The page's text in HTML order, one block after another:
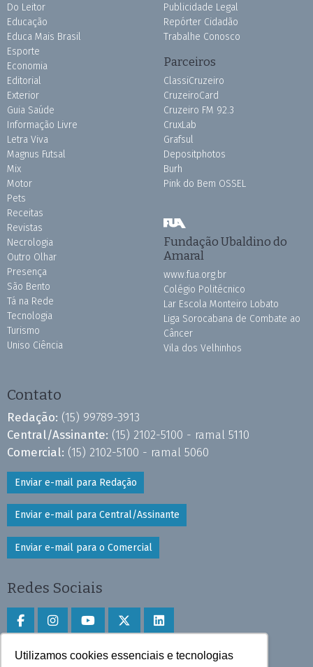
Utilizamos cookies essenciais e tecnologias
Do Leitor
Educação
Educa Mais Brasil
Esporte
Economia
Editorial
Exterior
Guia Saúde
Informação Livre
Letra Viva
Magnus Futsal
Mix
Motor
Pets
Receitas
Revistas
Necrologia
Outro Olhar
Presença
São Bento
Tá na Rede
Tecnologia
Turismo
Uniso Ciência
Publicidade Legal
Repórter Cidadão
Trabalhe Conosco
Parceiros
ClassiCruzeiro
CruzeiroCard
Cruzeiro FM 92.3
CruxLab
Grafsul
Depositphotos
Burh
Pink do Bem OSSEL
Fundação Ubaldino do
Amaral
www.fua.org.br
Colégio Politécnico
Lar Escola Monteiro Lobato
Liga Sorocabana de Combate ao
Câncer
Vila dos Velhinhos
Contato
Redação: (15) 99789-3913
Central/Assinante: (15) 2102-5100 - ramal 5110
Comercial: (15) 2102-5100 - ramal 5060
Enviar e-mail para Redação
Enviar e-mail para Central/Assinante
Enviar e-mail para o Comercial
Redes Sociais
Faça download do aplicativo